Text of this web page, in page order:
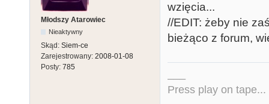
Młodszy Atarowiec
Nieaktywny
Skąd: Siem-ce
Zarejestrowany: 2008-01-08
Posty: 785
wzięcia...
//EDIT: żeby nie
bieżąco z forum,
Press play on tape...